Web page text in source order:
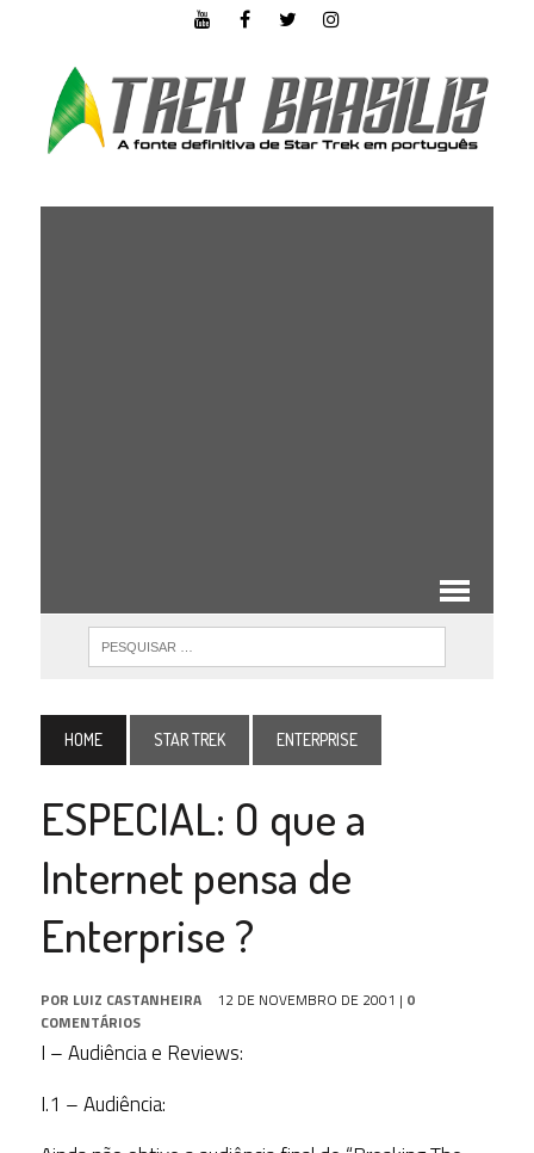
HOME STAR TREK ENTERPRISE
ESPECIAL: O que a
Internet pensa de
Enterprise ?
POR LUIZ CASTANHEIRA 12 DE NOVEMBRO DE 2001 | 0
COMENTÁRIOS
I – Audiência e Reviews:
I.1 – Audiência: